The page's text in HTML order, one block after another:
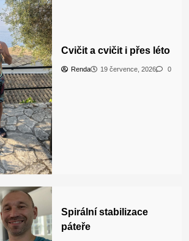
Cvičit a cvičit i přes léto
Renda 19 července, 2026 0
Spirální stabilizace
páteře